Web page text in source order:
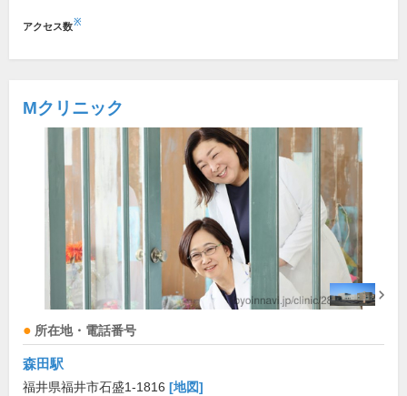
アクセス数※
Mクリニック
所在地・電話番号
森田駅
福井県福井市石盛1-1816 [地図]